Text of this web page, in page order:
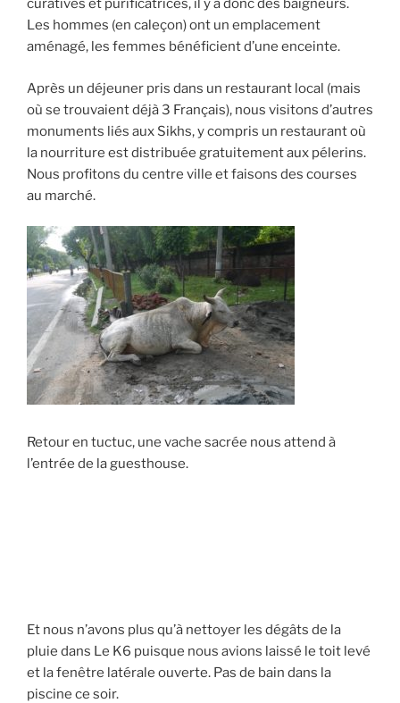
curatives et purificatrices, il y a donc des baigneurs.
Les hommes (en caleçon) ont un emplacement
aménagé, les femmes bénéficient d’une enceinte.
Après un déjeuner pris dans un restaurant local (mais
où se trouvaient déjà 3 Français), nous visitons d’autres
monuments liés aux Sikhs, y compris un restaurant où
la nourriture est distribuée gratuitement aux pélerins.
Nous profitons du centre ville et faisons des courses
au marché.
Retour en tuctuc, une vache sacrée nous attend à
l’entrée de la guesthouse.
Et nous n’avons plus qu’à nettoyer les dégâts de la
pluie dans Le K6 puisque nous avions laissé le toit levé
et la fenêtre latérale ouverte. Pas de bain dans la
piscine ce soir.